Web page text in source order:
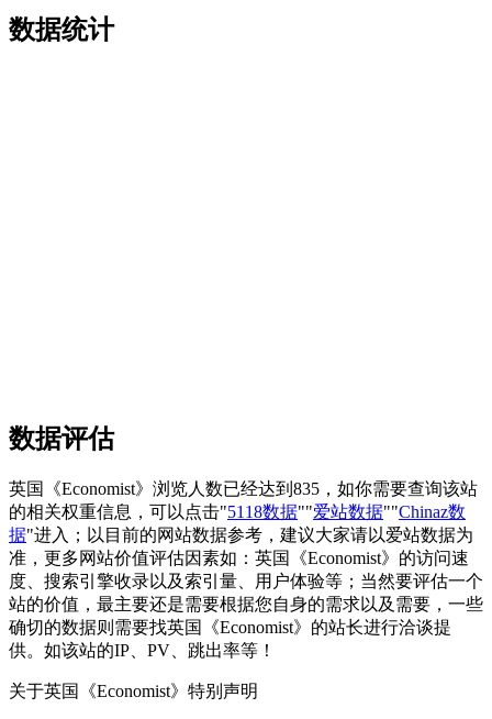
数据统计
数据评估
英国《Economist》浏览人数已经达到835，如你需要查询该站
的相关权重信息，可以点击"5118数据""爱站数据""Chinaz数
据"进入；以目前的网站数据参考，建议大家请以爱站数据为
准，更多网站价值评估因素如：英国《Economist》的访问速
度、搜索引擎收录以及索引量、用户体验等；当然要评估一个
站的价值，最主要还是需要根据您自身的需求以及需要，一些
确切的数据则需要找英国《Economist》的站长进行洽谈提
供。如该站的IP、PV、跳出率等！
关于英国《Economist》 特别声明